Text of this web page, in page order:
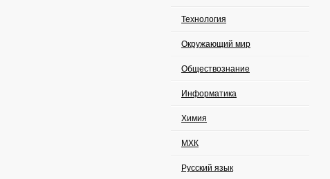
Технология
Окружающий мир
Обществознание
Информатика
Химия
МХК
Русский язык